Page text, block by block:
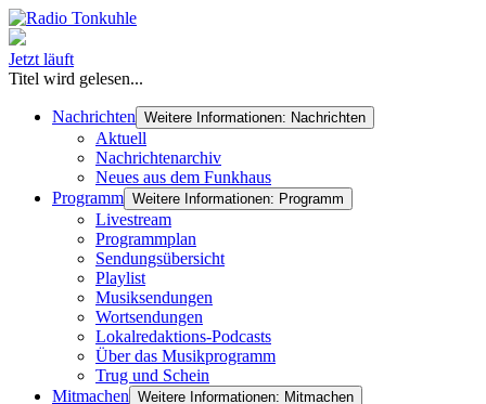
Jetzt läuft
Titel wird gelesen...
Nachrichten Weitere Informationen: Nachrichten
Aktuell
Nachrichtenarchiv
Neues aus dem Funkhaus
Programm Weitere Informationen: Programm
Livestream
Programmplan
Sendungsübersicht
Playlist
Musiksendungen
Wortsendungen
Lokalredaktions-Podcasts
Über das Musikprogramm
Trug und Schein
Mitmachen Weitere Informationen: Mitmachen